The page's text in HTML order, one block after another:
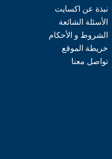
نبذة عن اكسايت
الأسئلة الشائعة
الشروط و الأحكام
خريطة الموقع
تواصل معنا